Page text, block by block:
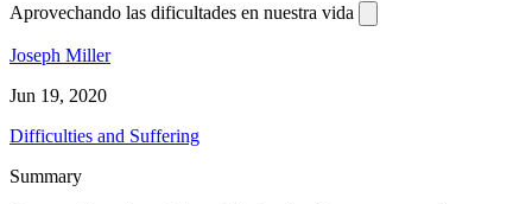
Aprovechando las dificultades en nuestra vida
Joseph Miller
Jun 19, 2020
Difficulties and Suffering
Summary